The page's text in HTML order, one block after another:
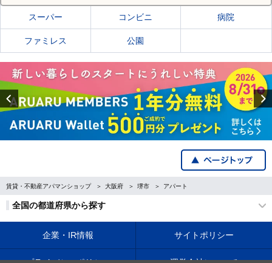
スーパー コンビニ 病院
ファミレス 公園
Previous
賃貸・不動産アパマンショップ 大阪府 堺市 アパート
全国の都道府県から探す
企業・IR情報 サイトポリシー